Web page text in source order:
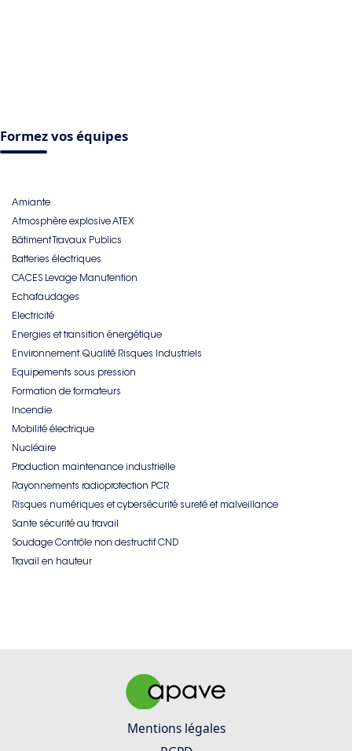
Formez vos équipes
Amiante
Atmosphère explosive ATEX
Bâtiment Travaux Publics
Batteries électriques
CACES Levage Manutention
Echafaudages
Electricité
Energies et transition énergétique
Environnement Qualité Risques Industriels
Equipements sous pression
Formation de formateurs
Incendie
Mobilité électrique
Nucléaire
Production maintenance industrielle
Rayonnements radioprotection PCR
Risques numériques et cybersécurité sureté et malveillance
Sante sécurité au travail
Soudage Contrôle non destructif CND
Travail en hauteur
Mentions légales